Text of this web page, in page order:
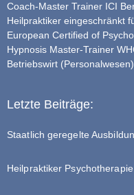
Coach-Master Trainer ICI
Heilpraktiker eingeschränkt
European Certified of
Hypnosis Master-Trainer
Betriebswirt
Letzte Beiträge:
Staatlich geregelte
Heilpraktiker